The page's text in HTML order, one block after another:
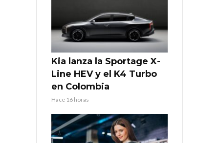
Kia lanza la Sportage X-
Line HEV y el K4 Turbo
en Colombia
Hace 16 horas